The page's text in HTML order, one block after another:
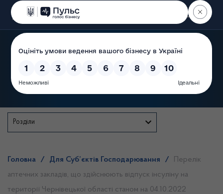
Пошук
Розділи
Головна / Для Суб’єктів Господарювання /
Перелік
аптечних закладів, що здійснюють відпуск інсуліну на
території Чернівецької області станом на 04.10.2022